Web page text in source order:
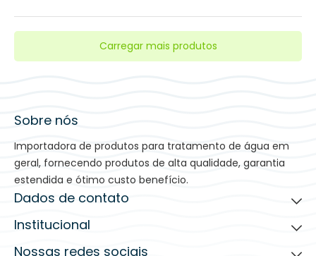
Carregar mais produtos
Sobre nós
Importadora de produtos para tratamento de água em
geral, fornecendo produtos de alta qualidade, garantia
estendida e ótimo custo benefício.
Dados de contato
(19) 3935-2203
Institucional
Ajuda para comprar
Nossas redes sociais